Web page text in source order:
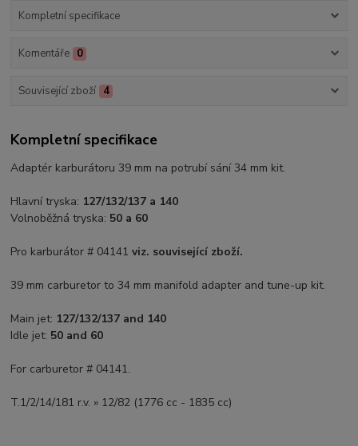
Kompletní specifikace
Komentáře 0
Související zboží 4
Kompletní specifikace
Adaptér karburátoru 39 mm na potrubí sání 34 mm kit.
Hlavní tryska: 127/132/137 a 140
Volnoběžná tryska: 50 a 60
Pro karburátor # 04141viz. související zboží.
39 mm carburetor to 34 mm manifold adapter and tune-up kit.
Main jet: 127/132/137 and 140
Idle jet: 50 and 60
For carburetor # 04141.
T.1/2/14/181 r.v. » 12/82 (1776 cc - 1835 cc)